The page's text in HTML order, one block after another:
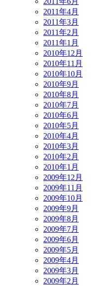
2011年4月
2011年3月
2011年2月
2011年1月
2010年12月
2010年11月
2010年10月
2010年9月
2010年8月
2010年7月
2010年6月
2010年5月
2010年4月
2010年3月
2010年2月
2010年1月
2009年12月
2009年11月
2009年10月
2009年9月
2009年8月
2009年7月
2009年6月
2009年5月
2009年4月
2009年3月
2009年2月